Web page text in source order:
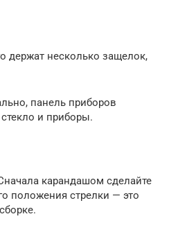
держат несколько защелок,
панель приборов
стекло и приборы.
карандашом сделайте
положения стрелки — это